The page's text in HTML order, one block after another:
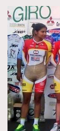
EmpowerF